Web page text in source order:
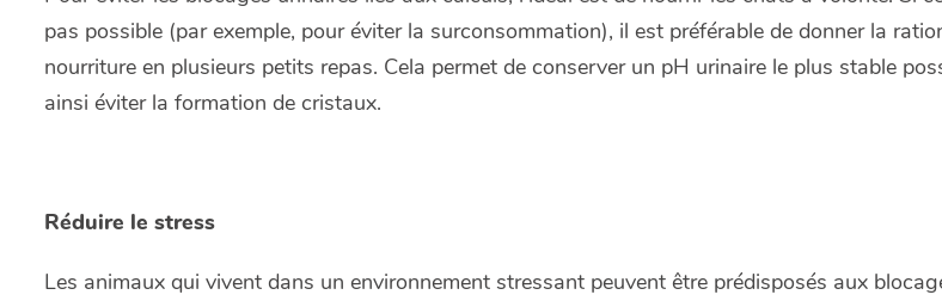
pas possible (par exemple, pour éviter la surconsommation), il est préférable de donner la
nourriture en plusieurs petits repas. Cela permet de conserver un pH urinaire le plus stable
ainsi éviter la formation de cristaux.
Réduire le stress
Les animaux qui vivent dans un environnement stressant peuvent être prédisposés aux